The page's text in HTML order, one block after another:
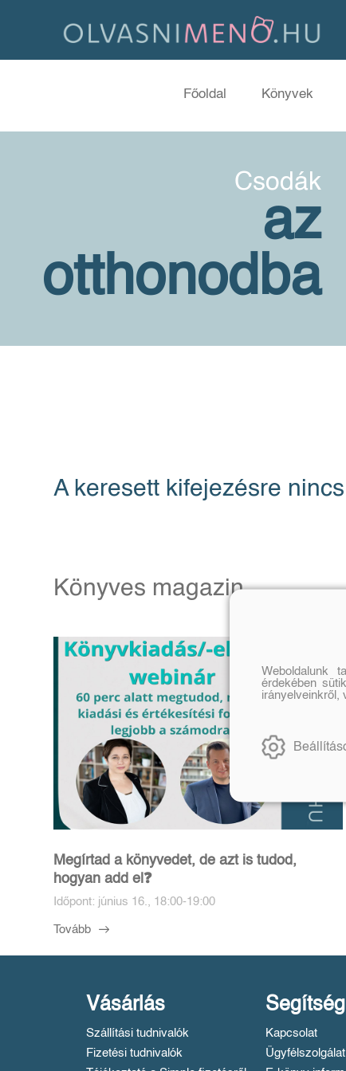
Főoldal Könyvek
Csodák
az
otthonodba
A keresett kifejezésre
Könyves magazin
Megírtad a könyvedet, de azt is tudod,
hogyan add el❓️
Időpont: június 16., 18:00-19:00
Tovább
Vásárlás
Szállítási tudnivalók
Fizetési tudnivalók
Segítség
Kapcsolat
Ügyfélszolgálat
Weboldalunk
érdekében
irányelveinkről,